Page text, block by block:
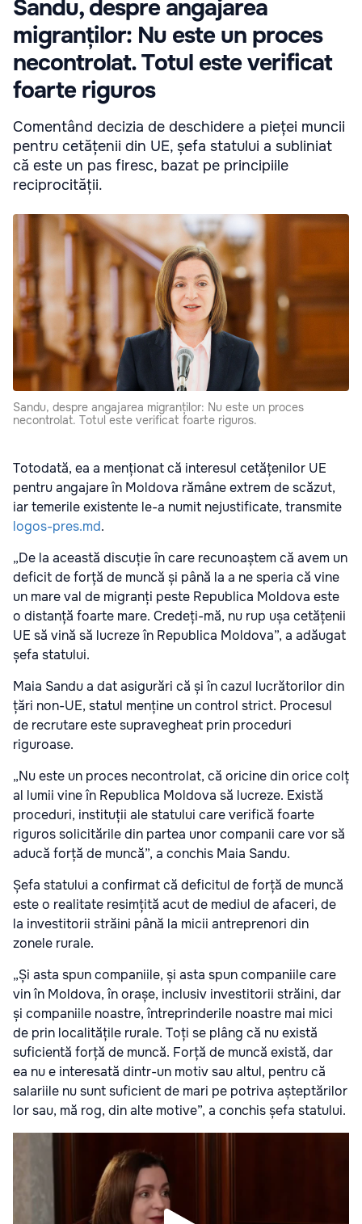
Sandu, despre angajarea
migranților: Nu este un proces
necontrolat. Totul este verificat
foarte riguros
Comentând decizia de deschidere a pieței muncii
pentru cetățenii din UE, șefa statului a subliniat
că este un pas firesc, bazat pe principiile
reciprocității.
Sandu, despre angajarea migranților: Nu este un proces
necontrolat. Totul este verificat foarte riguros.
Totodată, ea a menționat că interesul cetățenilor UE
pentru angajare în Moldova rămâne extrem de scăzut,
iar temerile existente le-a numit nejustificate, transmite
logos-pres.md.
„De la această discuție în care recunoaștem că avem un
deficit de forță de muncă și până la a ne speria că vine
un mare val de migranți peste Republica Moldova este
o distanță foarte mare. Credeți-mă, nu rup ușa cetățenii
UE să vină să lucreze în Republica Moldova”, a adăugat
șefa statului.
Maia Sandu a dat asigurări că și în cazul lucrătorilor din
țări non-UE, statul menține un control strict. Procesul
de recrutare este supravegheat prin proceduri
riguroase.
„Nu este un proces necontrolat, că oricine din orice colț
al lumii vine în Republica Moldova să lucreze. Există
proceduri, instituții ale statului care verifică foarte
riguros solicitările din partea unor companii care vor să
aducă forță de muncă”, a conchis Maia Sandu.
Șefa statului a confirmat că deficitul de forță de muncă
este o realitate resimțită acut de mediul de afaceri, de
la investitorii străini până la micii antreprenori din
zonele rurale.
„Și asta spun companiile, și asta spun companiile care
vin în Moldova, în orașe, inclusiv investitorii străini, dar
și companiile noastre, întreprinderile noastre mai mici
de prin localitățile rurale. Toți se plâng că nu există
suficientă forță de muncă. Forță de muncă există, dar
ea nu e interesată dintr-un motiv sau altul, pentru că
salariile nu sunt suficient de mari pe potriva așteptărilor
lor sau, mă rog, din alte motive”, a conchis șefa statului.